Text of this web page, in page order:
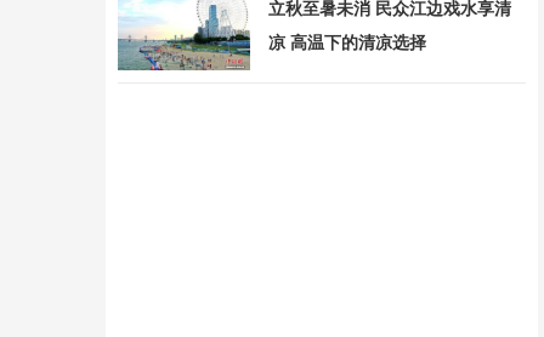
立秋至暑未消 民众江边戏水享清
凉 高温下的清凉选择